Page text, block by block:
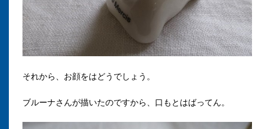
それから、お顔をはどうでしょう。
ブルーナさんが描いたのですから、口もとはばってん。